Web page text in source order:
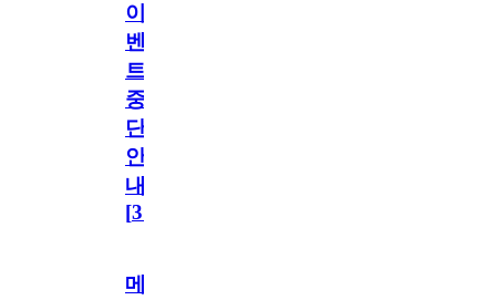
이
벤
트
중
단
안
내
[31
메